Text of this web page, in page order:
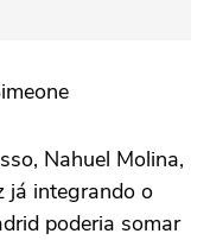
Nahuel Molina,
já integrando o
poderia somar